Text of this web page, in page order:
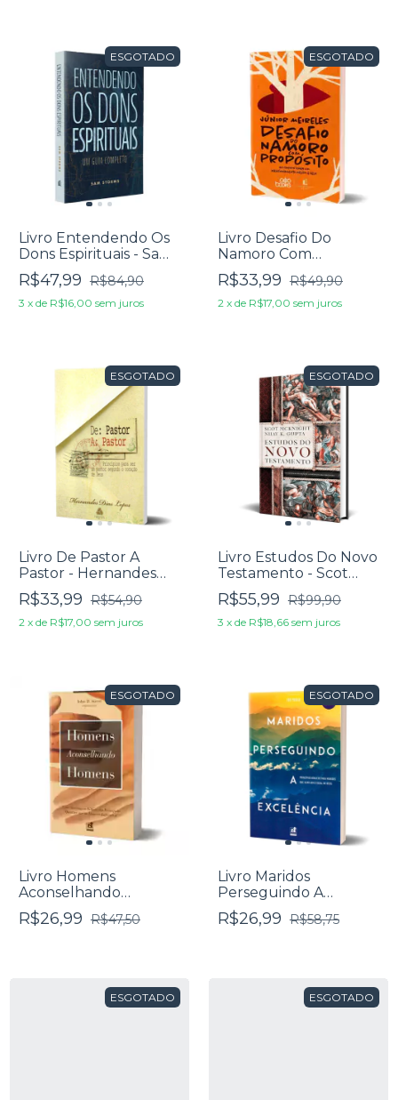
ESGOTADO
Livro Entendendo Os
Dons Espirituais - Sam
Storms
R$47,99 R$84,90
3 x de R$16,00 sem juros
ESGOTADO
Livro Desafio Do
Namoro Com
Propósito - Júnior
Meireles
R$33,99 R$49,90
2 x de R$17,00 sem juros
ESGOTADO
Livro De Pastor A
Pastor - Hernandes
Dias Lopes
R$33,99 R$54,90
2 x de R$17,00 sem juros
ESGOTADO
Livro Estudos Do Novo
Testamento - Scot
McKight & Nijay K.
Gupta
R$55,99 R$99,90
3 x de R$18,66 sem juros
ESGOTADO
Livro Homens
Aconselhando
Homens - John Street
R$26,99 R$47,50
ESGOTADO
Livro Maridos
Perseguindo A
Excelência - Lou Priolo
R$26,99 R$58,75
ESGOTADO ESGOTADO